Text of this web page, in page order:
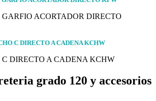
C DIRECTO A CADENA KCHW
grado 120 y accesorios